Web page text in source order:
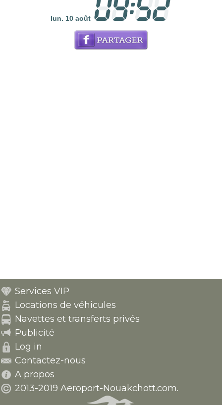
lun. 10 août
Services VIP
Locations de véhicules
Navettes et transferts privés
Publicité
Log in
Contactez-nous
A propos
2013-2019 Aeroport-Nouakchott.com.